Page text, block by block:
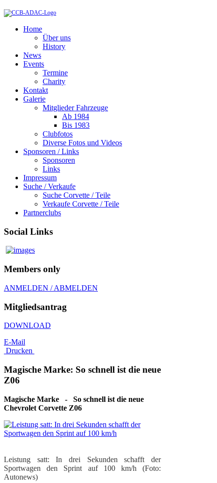
Home
Über uns
History
News
Events
Termine
Charity
Kontakt
Galerie
Mitglieder Fahrzeuge
Ab 1984
Bis 1983
Clubfotos
Diverse Fotos und Videos
Sponsoren / Links
Sponsoren
Links
Impressum
Suche / Verkaufe
Suche Corvette / Teile
Verkaufe Corvette / Teile
Partnerclubs
Social Links
Members only
ANMELDEN / ABMELDEN
Mitgliedsantrag
DOWNLOAD
E-Mail
Drucken
Magische Marke: So schnell ist die neue
Z06
Magische Marke - So schnell ist die neue
Chevrolet Corvette Z06
Leistung satt: In drei Sekunden schafft der
Sportwagen den Sprint auf 100 km/h (Foto:
Autonews)